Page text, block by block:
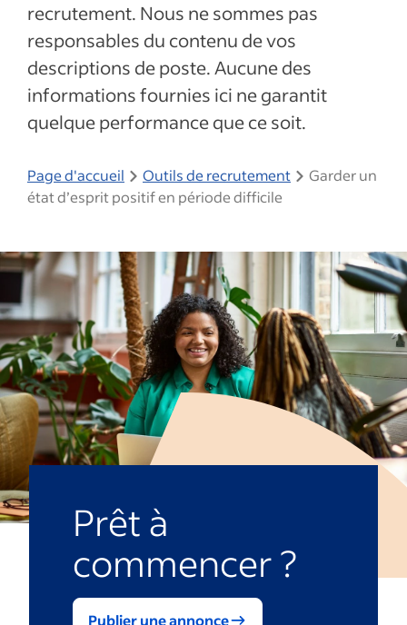
recrutement. Nous ne sommes pas
responsables du contenu de vos
descriptions de poste. Aucune des
informations fournies ici ne garantit
quelque performance que ce soit.
Page d'accueil Outils de recrutement
Garder un
état d’esprit positif en période difficile
Prêt à
commencer ?
Publier une annonce